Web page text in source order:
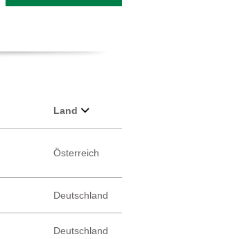
Land
Österreich
Deutschland
Deutschland